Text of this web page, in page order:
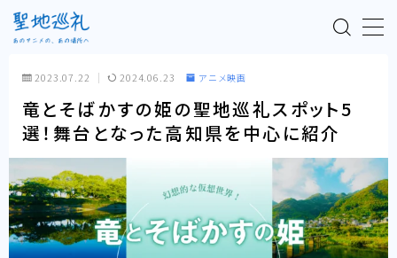
TOP
聖地巡礼とは
漫画アニメ
2023.07.22 2024.06.23 アニメ映画
竜とそばかすの姫の聖地巡礼スポット5
選！舞台となった高知県を中心に紹介